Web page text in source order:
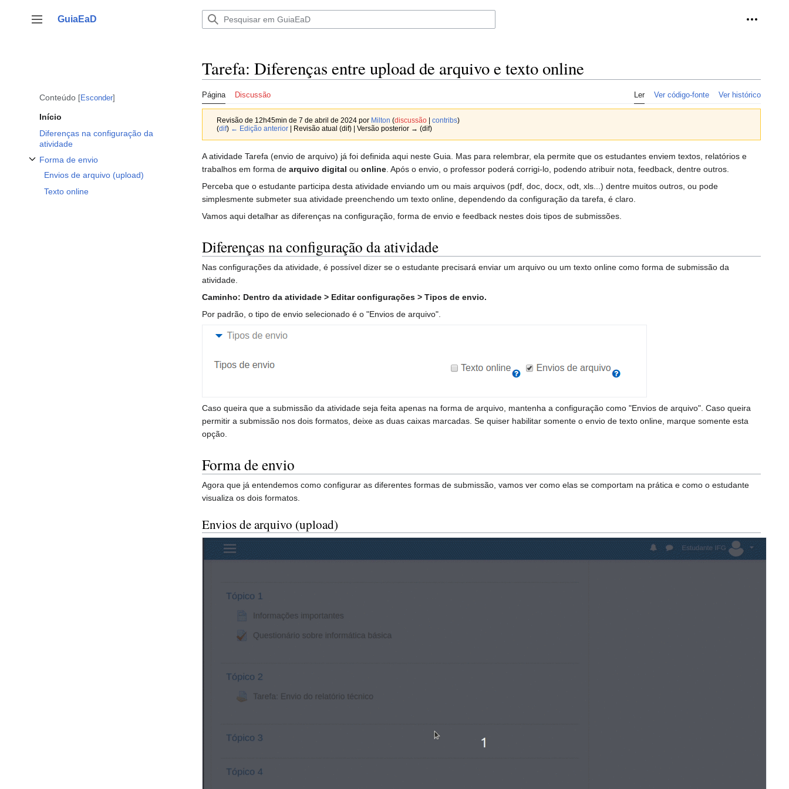
para
Alternar barra lateral
GuiaEaD
Conteúdo Esconder
Início
Diferenças na configuração da
atividade
Forma de envio
Envios de arquivo (upload)
Texto online
Tarefa: Diferenças entre upload de arquivo e texto online
Página Discussão Ler Ver código-fonte Ver histórico
Revisão de 12h45min de 7 de abril de 2024 por Milton (discussão | contribs)
(dif) ← Edição anterior | Revisão atual (dif) | Versão posterior → (dif)
A atividade Tarefa (envio de arquivo) já foi definida aqui neste Guia. Mas para relembrar, ela permite que os estudantes enviem textos, relatórios e
trabalhos em forma de arquivo digital ou online . Após o envio, o professor poderá corrigi-lo, podendo atribuir nota, feedback, dentre outros.
Perceba que o estudante participa desta atividade enviando um ou mais arquivos (pdf, doc, docx, odt, xls...) dentre muitos outros, ou pode
simplesmente submeter sua atividade preenchendo um texto online, dependendo da configuração da tarefa, é claro.
Vamos aqui detalhar as diferenças na configuração, forma de envio e feedback nestes dois tipos de submissões.
Diferenças na configuração da atividade
Nas configurações da atividade, é possível dizer se o estudante precisará enviar um arquivo ou um texto online como forma de submissão da
atividade.
Caminho: Dentro da atividade > Editar configurações > Tipos de envio.
Por padrão, o tipo de envio selecionado é o "Envios de arquivo".
Caso queira que a submissão da atividade seja feita apenas na forma de arquivo, mantenha a configuração como "Envios de arquivo". Caso queira
permitir a submissão nos dois formatos, deixe as duas caixas marcadas. Se quiser habilitar somente o envio de texto online, marque somente esta
opção.
Forma de envio
Agora que já entendemos como configurar as diferentes formas de submissão, vamos ver como elas se comportam na prática e como o estudante
visualiza os dois formatos.
Envios de arquivo (upload)